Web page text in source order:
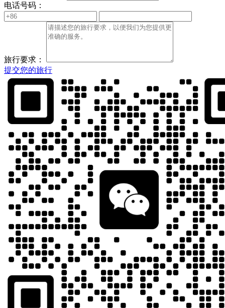
电话号码：
旅行要求：
提交您的旅行